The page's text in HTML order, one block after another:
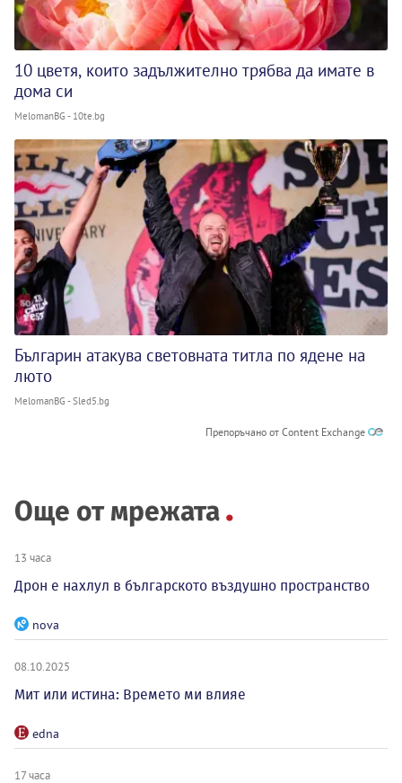
10 цветя, които задължително трябва да имате в
дома си
MelomanBG - 10te.bg
Българин атакува световната титла по ядене на
люто
MelomanBG - Sled5.bg
Препоръчано от Content Exchange
Още от мрежата
13 часа
Дрон е нахлул в българското въздушно пространство
nova
08.10.2025
Мит или истина: Времето ми влияе
edna
17 часа